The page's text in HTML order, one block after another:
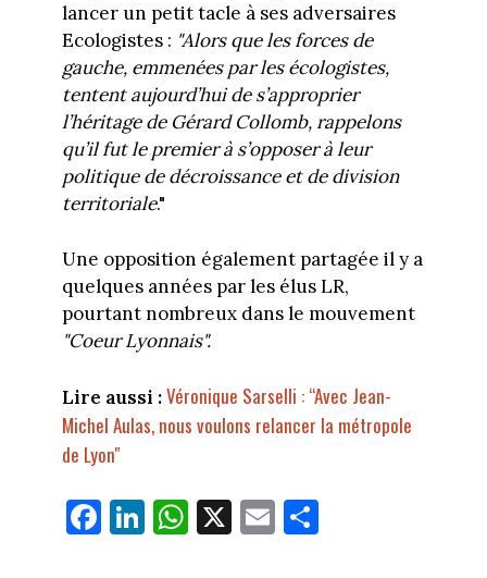
lancer un petit tacle à ses adversaires
Ecologistes : "Alors que les forces de
gauche, emmenées par les écologistes,
tentent aujourd’hui de s’approprier
l’héritage de Gérard Collomb, rappelons
qu’il fut le premier à s’opposer à leur
politique de décroissance et de division
territoriale."
Une opposition également partagée il y a
quelques années par les élus LR,
pourtant nombreux dans le mouvement
"Coeur Lyonnais".
Lire aussi :Véronique Sarselli : “Avec Jean-
Michel Aulas, nous voulons relancer la métropole
de Lyon"
Fa
ce
Li
nk
W
ha
X E
m
Pa
rt